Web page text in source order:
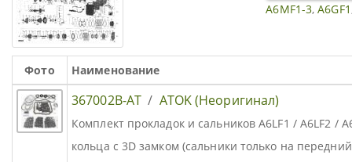
A6MF1-3,A6GF1
Фото Наименование
367002B-AT / ATOK (Неоригинал)
Комплект прокладок и сальников A6LF1 / A6LF2 /
кольца с 3D замком (сальники только на